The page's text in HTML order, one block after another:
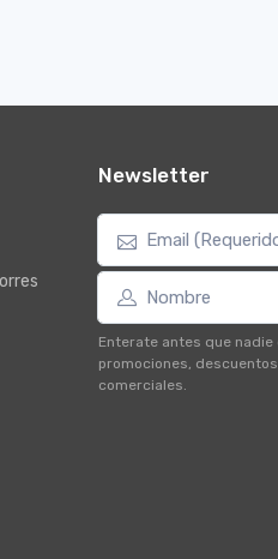
Newsletter
Enterate antes que nadie
promociones,
comerciales.